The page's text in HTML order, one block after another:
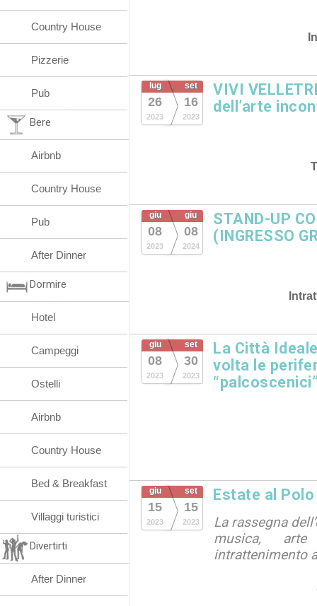
lug
26
2023
set
16
2023
VIVI
dell’arte
giu
08
2023
giu
08
2024
STAND-UP
(INGRESSO
giu
08
2023
set
30
2023
La Città
volta le
giu
15
2023
set
15
2023
Estate al Polo
La rassegna
musica,
intrattenimento
Country House
Pizzerie
Pub
Bere
Airbnb
Country House
Pub
After Dinner
Dormire
Hotel
Campeggi
Ostelli
Airbnb
Country House
Bed & Breakfast
Villaggi turistici
Divertirti
After Dinner